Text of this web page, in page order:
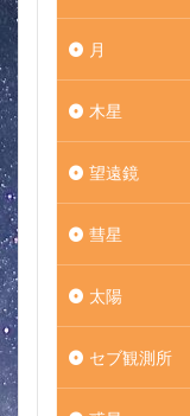
月
木星
望遠鏡
彗星
太陽
セブ観測所